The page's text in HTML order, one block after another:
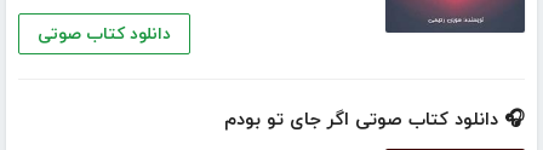
دانلود کتاب صوتی
🎧 دانلود کتاب صوتی اگر جای تو بودم